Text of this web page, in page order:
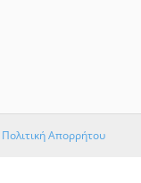
Πολιτική Απορρήτου